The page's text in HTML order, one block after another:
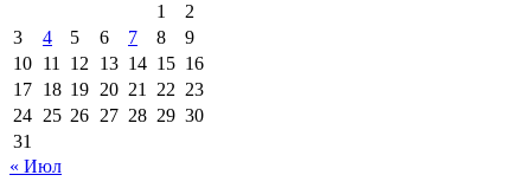
1
2
3
4 5 6 7 8
9
10 11 12 13 14 15 16
17 18 19 20 21 22 23
24 25 26 27 28 29 30
31
« Июл